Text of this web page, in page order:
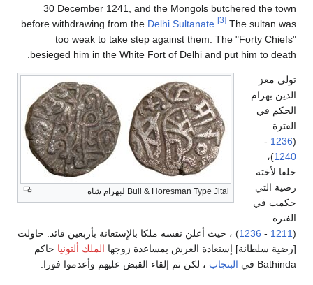
30 December 1241, and the Mongols butchered the town
before withdrawing from the Delhi Sultanate. [3] The sultan was
too weak to take step against them. The "Forty Chiefs"
besieged him in the White Fort of Delhi and put him to death.
Bull & Horesman Type Jital لبهرام شاه
تولى معز
الدين بهرام
الحكم في
الفترة
(
1236
-
1240)،
خلفا لأخته
رضية التي
حكمت في
الفترة
(
1211
-
1236) ، حيث أعلن نفسه ملكا بالإستعانة بأربعين قائد. حاولت
[رضية سلطانة] إستعادة العرش بمساعدة زوجها الملك ألتونيا حاكم
Bathinda في
البنجاب ، لكن تم إلقاء القبض عليهم وأعدموا فورا.